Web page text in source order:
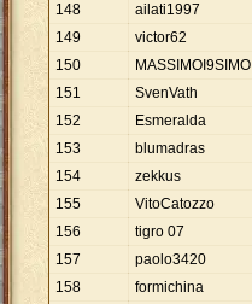
148 ailati1997
149
victor62
150
MASSIMOI9SIMO
151
SvenVath
152
Esmeralda
153
blumadras
154
zekkus
155
VitoCatozzo
156
tigro 07
157
paolo3420
158
formichina